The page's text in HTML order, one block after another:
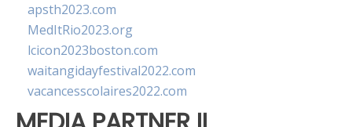
apsth2023.com
MedItRio2023.org
lcicon2023boston.com
waitangidayfestival2022.com
vacancesscolaires2022.com